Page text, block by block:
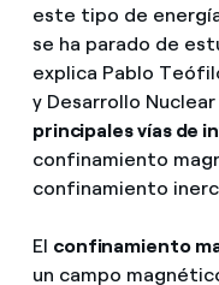
este tipo de
se ha parado de
explica Pablo
y Desarrollo
principales vías de
confinamiento
confinamiento
El confinamiento
un campo